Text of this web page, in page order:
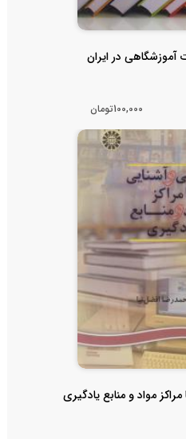
آموزشگاهی در ایران
100,000تومان